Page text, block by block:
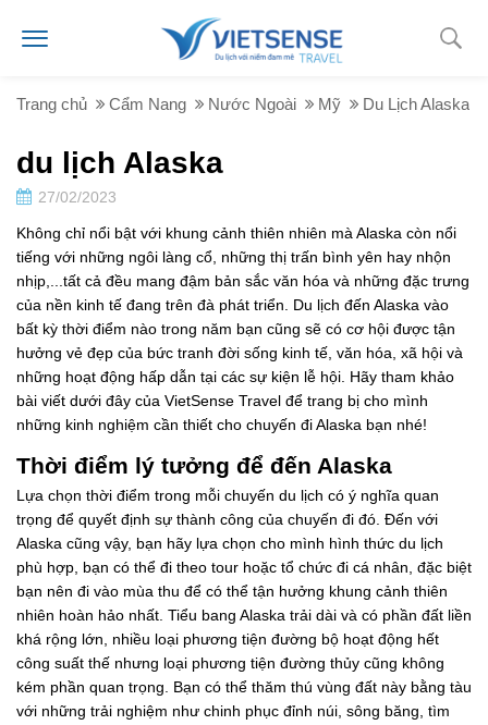
Trang chủ Cẩm Nang Nước Ngoài Mỹ Du Lịch Alaska
du lịch Alaska
27/02/2023
Không chỉ nổi bật với khung cảnh thiên nhiên mà Alaska còn nổi
tiếng với những ngôi làng cổ, những thị trấn bình yên hay nhộn
nhịp,...tất cả đều mang đậm bản sắc văn hóa và những đặc trưng
của nền kinh tế đang trên đà phát triển. Du lịch đến Alaska vào
bất kỳ thời điểm nào trong năm bạn cũng sẽ có cơ hội được tận
hưởng vẻ đẹp của bức tranh đời sống kinh tế, văn hóa, xã hội và
những hoạt động hấp dẫn tại các sự kiện lễ hội. Hãy tham khảo
bài viết dưới đây của VietSense Travel để trang bị cho mình
những kinh nghiệm cần thiết cho chuyến đi Alaska bạn nhé!
Thời điểm lý tưởng để đến Alaska
Lựa chọn thời điểm trong mỗi chuyến du lịch có ý nghĩa quan
trọng để quyết định sự thành công của chuyến đi đó. Đến với
Alaska cũng vậy, bạn hãy lựa chọn cho mình hình thức du lịch
phù hợp, bạn có thể đi theo tour hoặc tổ chức đi cá nhân, đặc biệt
bạn nên đi vào mùa thu để có thể tận hưởng khung cảnh thiên
nhiên hoàn hảo nhất. Tiểu bang Alaska trải dài và có phần đất liền
khá rộng lớn, nhiều loại phương tiện đường bộ hoạt động hết
công suất thế nhưng loại phương tiện đường thủy cũng không
kém phần quan trọng. Bạn có thể thăm thú vùng đất này bằng tàu
với những trải nghiệm như chinh phục đỉnh núi, sông băng, tìm